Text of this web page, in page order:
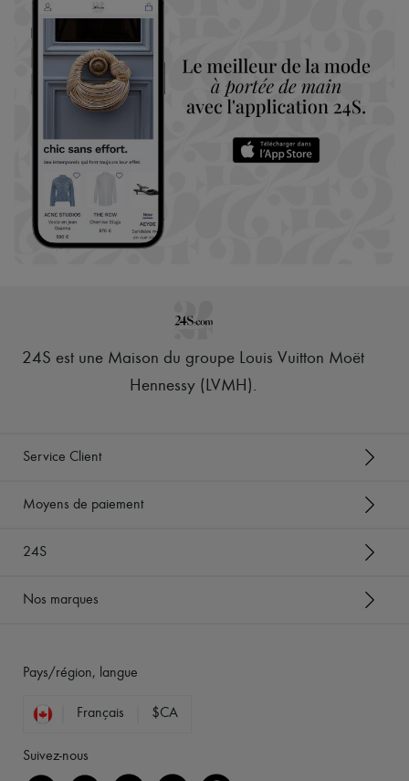
24S est une Maison du groupe Louis Vuitton Moët
Hennessy (LVMH).
Service Client
Moyens de paiement
24S
Nos marques
Pays/région, langue
Français $CA
Suivez-nous